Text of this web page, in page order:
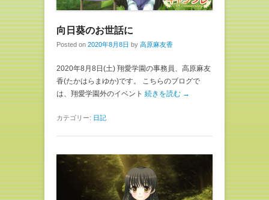
向日葵のお世話に
Posted on 2020年8月8日 by 高原麻友香
2020年8月8日(土) 翔愛学園の事務員、高原麻友
香(たかはらまゆか)です。 こちらのブログで
は、翔愛学園外のイベント 続きを読む →
カテゴリー: 日記